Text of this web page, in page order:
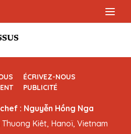
ÉCRIVEZ-NOUS
PUBLICITÉ
: Nguyễn Hồng Nga
Thuong Kiêt, Hanoï, Vietnam